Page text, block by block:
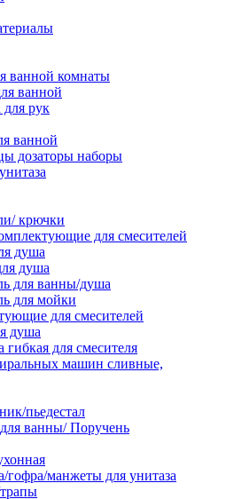
ванной комнаты
ванной
рук
ванной
дозаторы наборы
крючки
для смесителей
душа
душа
для ванны/душа
для мойки
для смесителей
душа
гибкая для смесителя
машин сливные,
пьедестал
ванны/ Поручень
гофра/манжеты для унитаза